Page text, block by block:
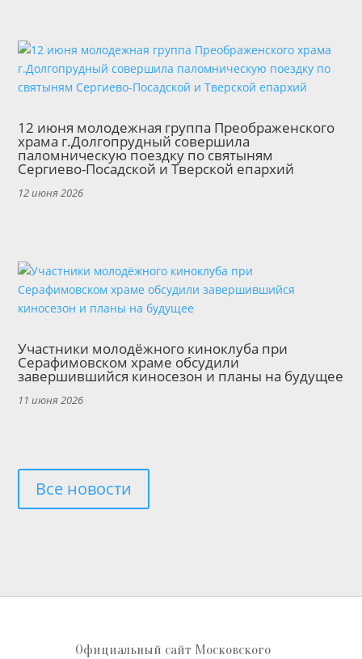
12 июня молодежная группа Преображенского
храма г.Долгопрудный совершила
паломническую поездку по святыням
Сергиево-Посадской и Тверской епархий
12 июня 2026
Участники молодёжного киноклуба при
Серафимовском храме обсудили
завершившийся киносезон и планы на будущее
11 июня 2026
Все новости
Официальный сайт Московского